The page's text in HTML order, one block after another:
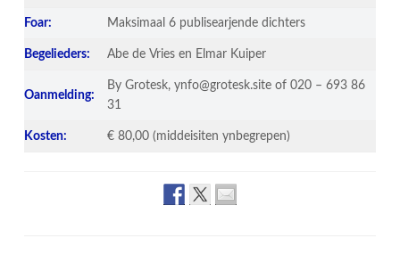
Foar: Maksimaal 6 publisearjende dichters
Begelieders: Abe de Vries en Elmar Kuiper
Oanmelding:
By Grotesk, ynfo@grotesk.site of 020 – 693 86
31
Kosten: € 80,00 (middeisiten ynbegrepen)